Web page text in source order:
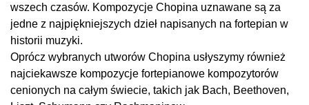
wszech czasów. Kompozycje Chopina uznawane są za
jedne z najpiękniejszych dzieł napisanych na fortepian w
historii muzyki.
Oprócz wybranych utworów Chopina usłyszymy również
najciekawsze kompozycje fortepianowe kompozytorów
cenionych na całym świecie, takich jak Bach, Beethoven,